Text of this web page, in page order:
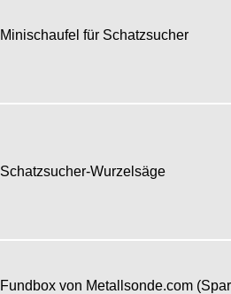
Minischaufel für Schatzsucher
Schatzsucher-Wurzelsäge
Fundbox von Metallsonde.com